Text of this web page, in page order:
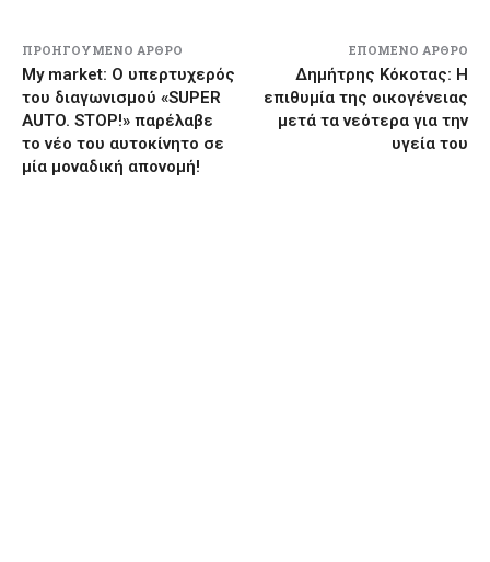
ΠΡΟΗΓΟΎΜΕΝΟ ΆΡΘΡΟ
My market: Ο υπερτυχερός
του διαγωνισμού «SUPER
AUTO. STOP!» παρέλαβε
το νέο του αυτοκίνητο σε
μία μοναδική απονομή!
ΕΠΌΜΕΝΟ ΆΡΘΡΟ
Δημήτρης Κόκοτας: Η
επιθυμία της οικογένειας
μετά τα νεότερα για την
υγεία του